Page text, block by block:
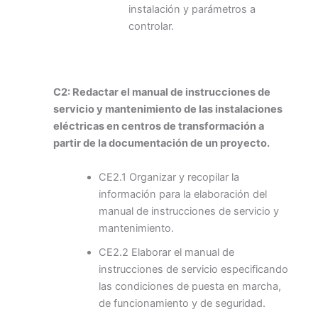
instalación y parámetros a
controlar.
C2: Redactar el manual de instrucciones de
servicio y mantenimiento de las instalaciones
eléctricas en centros de transformación a
partir de la documentación de un proyecto.
CE2.1 Organizar y recopilar la
información para la elaboración del
manual de instrucciones de servicio y
mantenimiento.
CE2.2 Elaborar el manual de
instrucciones de servicio especificando
las condiciones de puesta en marcha,
de funcionamiento y de seguridad.